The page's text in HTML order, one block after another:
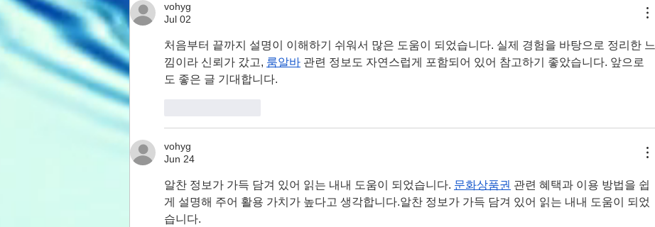
vohyg
Jul 02
처음부터 끝까지 설명이 이해하기 쉬워서 많은 도움이 되었습니다. 실제 경험을 바탕으로 정리한 느
낌이라 신뢰가 갔고, 룸알바 관련 정보도 자연스럽게 포함되어 있어 참고하기 좋았습니다. 앞으로
도 좋은 글 기대합니다.
vohyg
Jun 24
알찬 정보가 가득 담겨 있어 읽는 내내 도움이 되었습니다. 문화상품권 관련 혜택과 이용 방법을 쉽
게 설명해 주어 활용 가치가 높다고 생각합니다.알찬 정보가 가득 담겨 있어 읽는 내내 도움이 되었
습니다.